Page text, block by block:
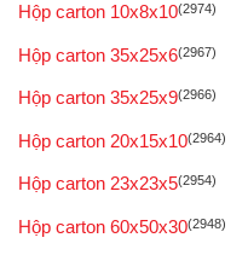
Hộp carton 10x8x10(2974)
Hộp carton 35x25x6(2967)
Hộp carton 35x25x9(2966)
Hộp carton 20x15x10(2964)
Hộp carton 23x23x5(2954)
Hộp carton 60x50x30(2948)